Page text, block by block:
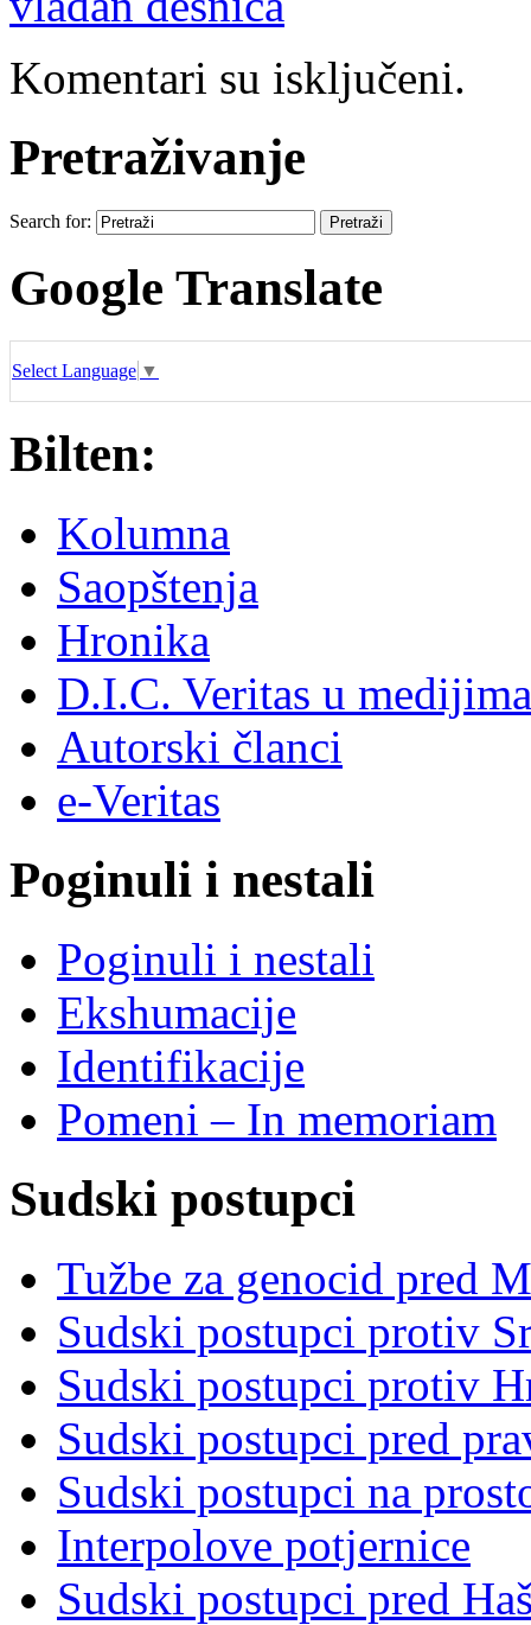
Komentari su isključeni.
Pretraživanje
Search for:
Google Translate
Select Language ▼
Bilten:
Kolumna
Saopštenja
Hronika
D.I.C. Veritas u medijima
Autorski članci
e-Veritas
Poginuli i nestali
Poginuli i nestali
Ekshumacije
Identifikacije
Pomeni – In memoriam
Sudski postupci
Tužbe za genocid pred
Sudski postupci protiv
Sudski postupci protiv
Sudski postupci pred
Sudski postupci na
Interpolove potjernice
Sudski postupci pred